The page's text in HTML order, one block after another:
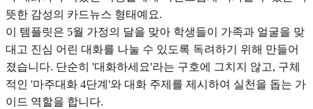
뜻한 감성의 카드뉴스 형태예요.
이 템플릿은 5월 가정의 달을 맞아 학생들이 가족과 얼굴을 맞
대고 진심 어린 대화를 나눌 수 있도록 독려하기 위해 만들어
졌습니다. 단순히 '대화하세요'라는 구호에 그치지 않고, 구체
적인 '마주대화 4단계'와 대화 주제를 제시하여 실천을 돕는 가
이드 역할을 합니다.